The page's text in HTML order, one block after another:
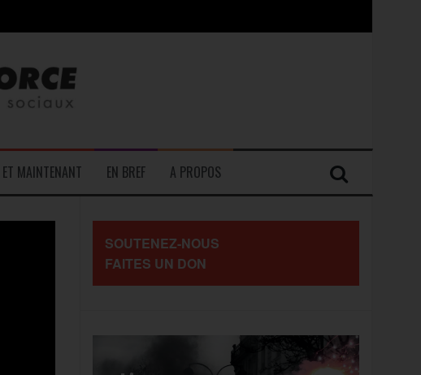
menées contre les travailleurs »
MAINTENANT EN BREF A PROPOS
SOUTENEZ-NOUS
FAITES UN DON